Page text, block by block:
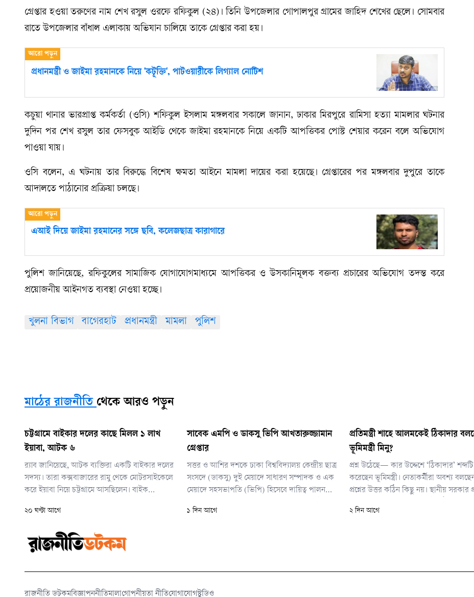
গ্রেপ্তার হওয়া তরুণের নাম শেখ রসুল ওরফে রফিকুল (২৪)। তিনি উপজেলার গোপালপুর গ্রামের জাহিদ শেখের ছেলে। সোমবার
রাতে উপজেলার বাঁধাল এলাকায় অভিযান চালিয়ে তাকে গ্রেপ্তার করা হয়।
প্রধানমন্ত্রী ও জাইমা রহমানকে নিয়ে 'কটূক্তি', পাটওয়ারীকে লিগ্যাল নোটিশ
কচুয়া থানার ভারপ্রাপ্ত কর্মকর্তা (ওসি) শফিকুল ইসলাম মঙ্গলবার সকালে জানান, ঢাকার মিরপুরে রামিসা হত্যা মামলার ঘটনার
দুদিন পর শেখ রসুল তার ফেসবুক আইডি থেকে জাইমা রহমানকে নিয়ে একটি আপত্তিকর পোস্ট শেয়ার করেন বলে অভিযোগ
পাওয়া যায়।
ওসি বলেন, এ ঘটনায় তার বিরুদ্ধে বিশেষ ক্ষমতা আইনে মামলা দায়ের করা হয়েছে। গ্রেপ্তারের পর মঙ্গলবার দুপুরে তাকে
আদালতে পাঠানোর প্রক্রিয়া চলছে।
এআই দিয়ে জাইমা রহমানের সঙ্গে ছবি, কলেজছাত্র কারাগারে
পুলিশ জানিয়েছে, রফিকুলের সামাজিক যোগাযোগমাধ্যমে আপত্তিকর ও উসকানিমূলক বক্তব্য প্রচারের অভিযোগ তদন্ত করে
প্রয়োজনীয় আইনগত ব্যবস্থা নেওয়া হচ্ছে।
খুলনা বিভাগ বাগেরহাট প্রধানমন্ত্রী মামলা পুলিশ
মাঠের রাজনীতি থেকে আরও পড়ুন
চট্টগ্রামে বাইকার দলের কাছে মিলল ১ লাখ
ইয়াবা, আটক ৬
র‌্যাব জানিয়েছে, আটক ব্যক্তিরা একটি বাইকার দলের
সদস্য। তারা কক্সবাজারের রামু থেকে মোটরসাইকেলে
করে ইয়াবা নিয়ে চট্টগ্রামে আসছিলেন। বাইক
পাচার করে আসছিলেন।
২০ ঘণ্টা আগে
সাবেক এমপি ও ডাকসু ভিপি আখতারুজ্জামান
গ্রেপ্তার
সত্তর ও আশির দশকে ঢাকা বিশ্ববিদ্যালয় কেন্দ্রীয় ছাত্র
সংসদে (ডাকসু) দুই মেয়াদে সাধারণ সম্পাদক ও এক
মেয়াদে সহসভাপতি (ভিপি) হিসেবে দায়িত্ব পালন
মুহাম্মদ এরশাদের পতনে স্বৈরাচারবিরোধী আন্দোলনে
১ দিন আগে
প্রতিমন্ত্রী শাহে আলমকেই ঠিকাদার
ভূমিমন্ত্রী মিনু?
প্রশ্ন উঠেছে— কার উদ্দেশে ‘ঠিকাদার’
করেছেন ভূমিমন্ত্রী। নেতাকর্মীরা অবশ্য
প্রশ্নের উত্তর কঠিন কিছু নয়। স্থানীয় সরকার
ব্যবহার করেছেন ভূমিমন্ত্রী। কারণ
২ দিন আগে
রাজনীতি ডটকমবিজ্ঞাপননীতিমালাগোপনীয়তা নীতিযোগাযোগস্টুডিও